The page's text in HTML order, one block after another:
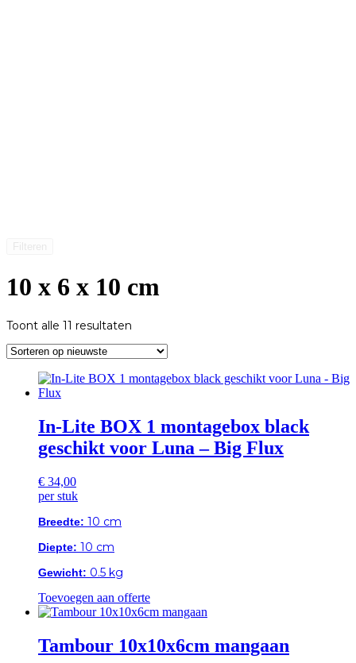
10 x 6 x 10 cm
Toont alle 11 resultaten
nieuwste
In-Lite BOX 1 montagebox black
geschikt voor Luna – Big Flux
€ 34,00
per stuk
Breedte: 10 cm
Diepte: 10 cm
Gewicht: 0.5 kg
Toevoegen aan offerte
Tambour 10x10x6cm mangaan